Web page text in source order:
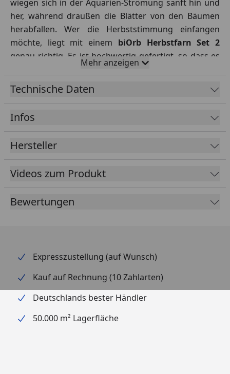
wiegen sich in der Aquarien-Strömung sanft hin und
her, während draußen die Blätter von den Bäumen
herabfallen. Wer die Herbststimmung einfangen
möchte, liegt mit einem biOrb Herbstfarn Set 2
genau richtig. Es ist hochwertig gefertigt, so dass es
dem Farn in der Natur sehr nahe kommt. In
Kombination mit anderen biOrb Pflanzen- und Deko-
Elementen entstehen spannende
ziehen werden – Nicht nur zur Herbstzeit!
Mehr anzeigen
Technische Daten
Infos
Hersteller
Videos zum Produkt
Bewertungen
Expresszustellung (auf Wunsch)
Kauf auf Rechnung (10 Zahlarten)
Deutschlands bester Händler
50.000 m² Lagerfläche